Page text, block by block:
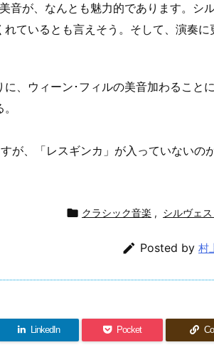
音が、なんとも魅力的であります。シ
ているとも言えそう。そして、演奏に
、ウィーン･フィルの美音加わること
が、「レスギンカ」が入っていないの
 クラシック音楽 , シルヴェス
 Posted by 村
LinkedIn Pocket